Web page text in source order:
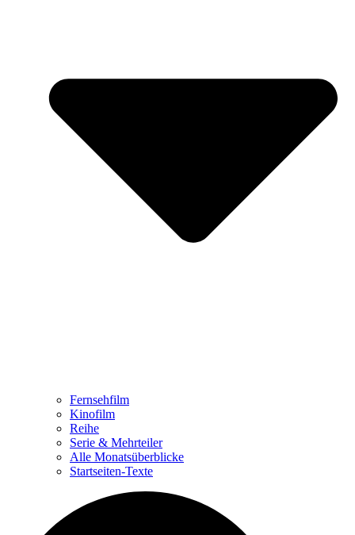
Fernsehfilm
Kinofilm
Reihe
Serie & Mehrteiler
Alle Monatsüberblicke
Startseiten-Texte